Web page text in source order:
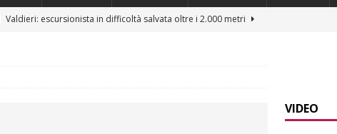
Caso Galeasso in Comune ad Alba, per la Lega le dimissioni
VIDEO